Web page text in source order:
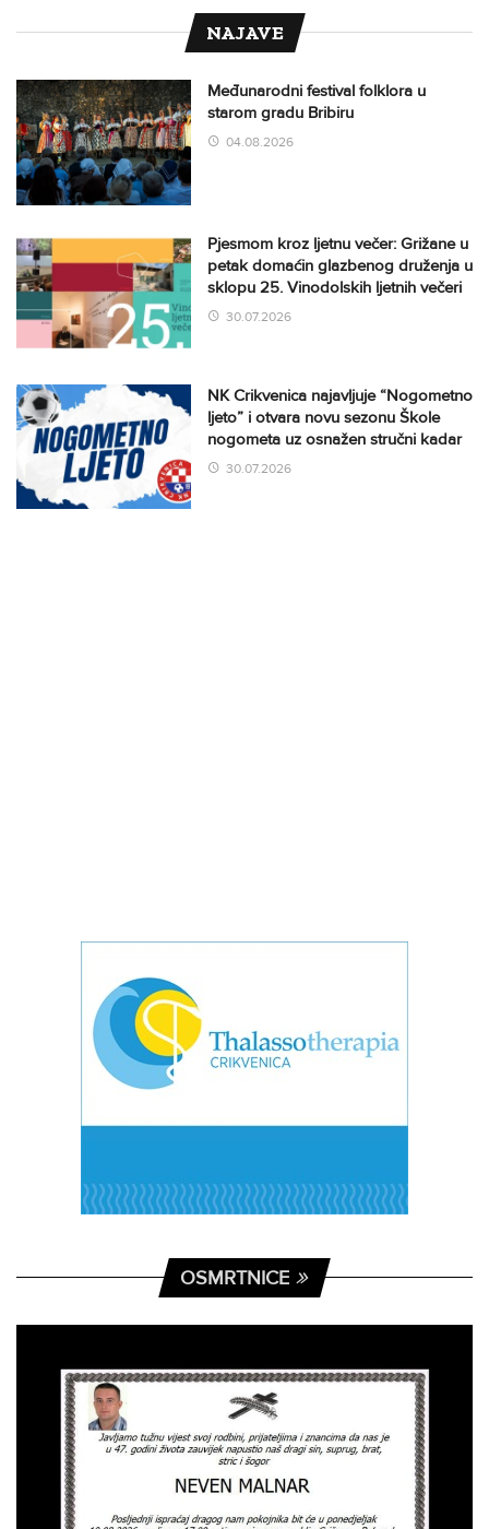
NAJAVE
Međunarodni festival folklora u
starom gradu Bribiru
04.08.2026
Pjesmom kroz ljetnu večer: Grižane u
petak domaćin glazbenog druženja u
sklopu 25. Vinodolskih ljetnih večeri
30.07.2026
NK Crikvenica najavljuje “Nogometno
ljeto” i otvara novu sezonu Škole
nogometa uz osnažen stručni kadar
30.07.2026
OSMRTNICE